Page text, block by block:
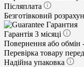
Післяплата
Безготівковий
Гарантия
Гарантія 3 місяці
Повернення або обмін
Перевірка товару
Надійна упаковка